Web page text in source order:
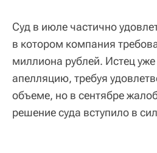
Суд в июле частично
в котором компания
миллиона рублей. Истец
апелляцию, требуя
объеме, но в сентябре
решение суда вступило в